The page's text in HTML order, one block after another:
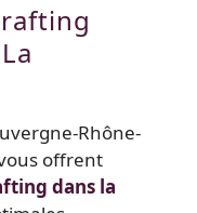
Rhône-
offrent
dans la